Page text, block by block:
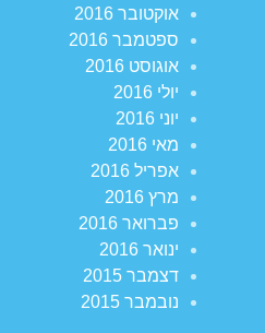
אוקטובר 2016
ספטמבר 2016
אוגוסט 2016
יולי 2016
יוני 2016
מאי 2016
אפריל 2016
מרץ 2016
פברואר 2016
ינואר 2016
דצמבר 2015
נובמבר 2015